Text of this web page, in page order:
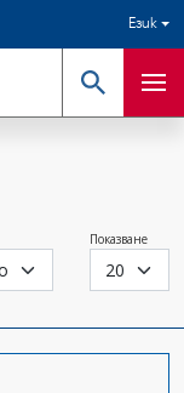
Език
Търсене
Показване